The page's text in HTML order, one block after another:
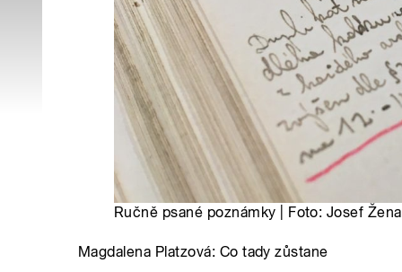
Ručně psané poznámky | Foto: Josef
Magdalena Platzová: Co tady zůstane